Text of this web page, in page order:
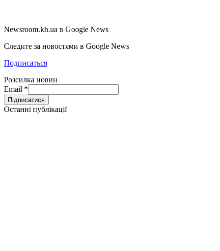
Newsroom.kh.ua в Google News
Следите за новостями в Google News
Подписаться
Розсилка новин
Email *
Останні публікації